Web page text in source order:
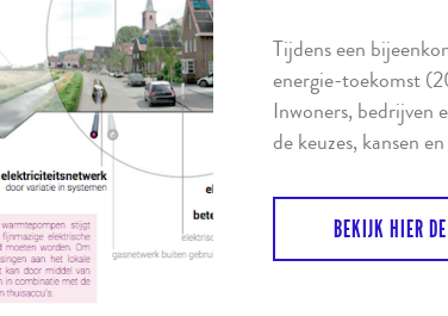
Tijdens een
energie-toekomst
Inwoners, bedrijven
de keuzes, kansen
BEKIJK HIER